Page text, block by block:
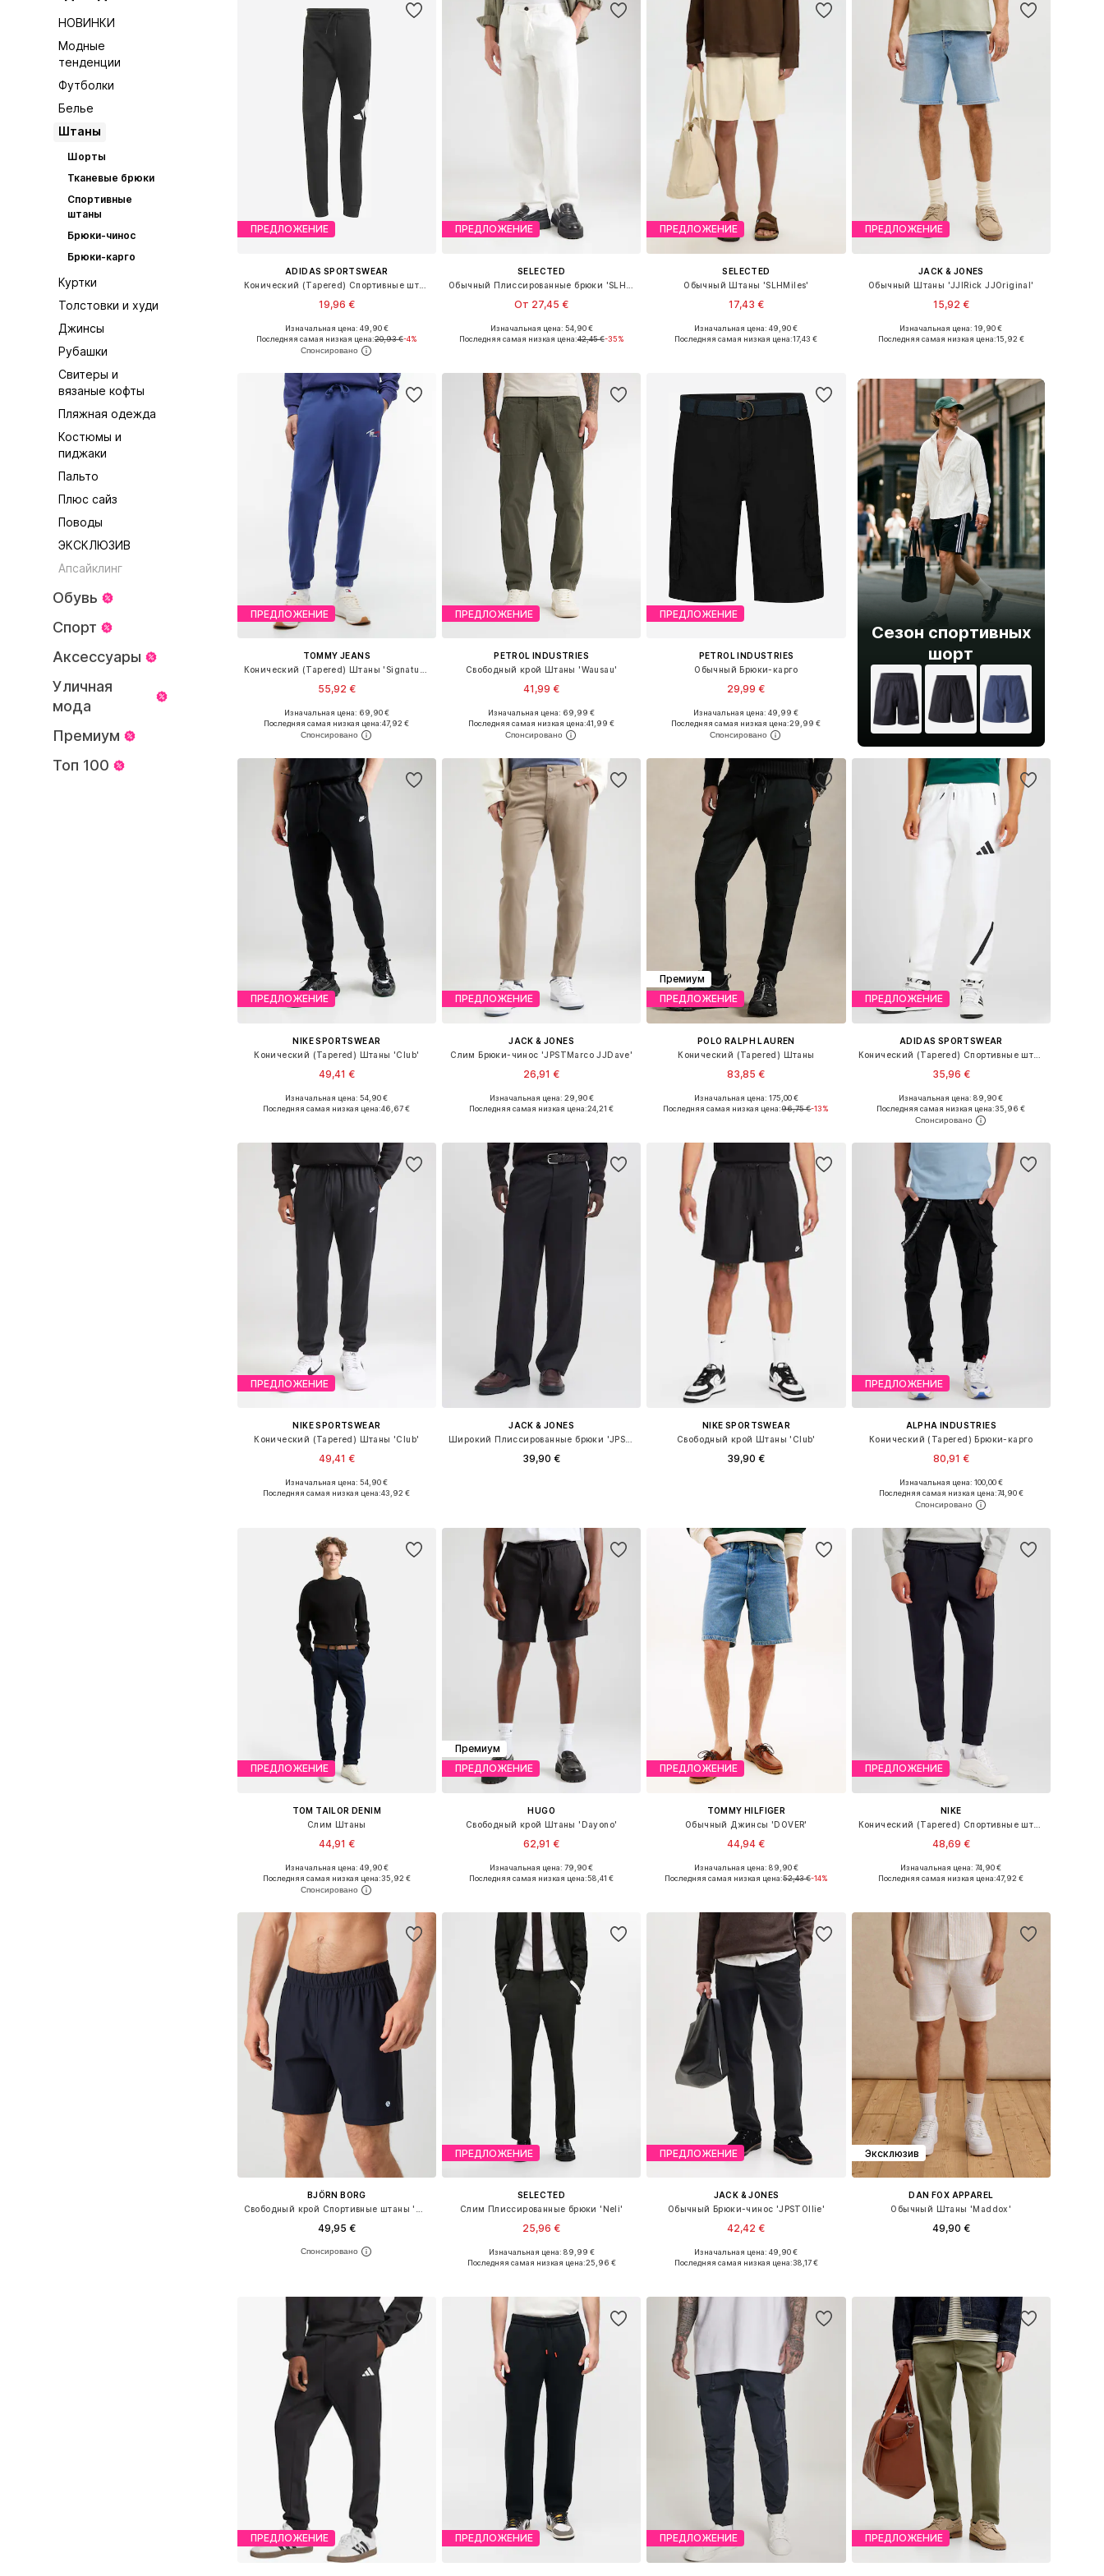
НОВИНКИ
Модные
тенденции
Футболки
Белье
Штаны
Шорты
Тканевые брюки
Спортивные
штаны
Брюки-чинос
Брюки-карго
Куртки
Толстовки и худи
Джинсы
Рубашки
Свитеры и
вязаные кофты
Пляжная одежда
Костюмы и
пиджаки
Пальто
Плюс сайз
Поводы
ЭКСКЛЮЗИВ
Апсайклинг
Обувь
Спорт
Аксессуары
Уличная
мода
Премиум
Топ 100
ПРЕДЛОЖЕНИЕ
ADIDAS SPORTSWEAR
19,96 €
Доступные размеры: XS, S, M, XL
Добавить в корзину
Изначальная цена: 49,90 €
Последняя самая низкая цена:20,93 €-4%
ПРЕДЛОЖЕНИЕ
SELECTED
От 27,45 €
Доступные размеры: 50-52, 52-54
Изначальная цена: 54,90 €
Последняя самая низкая цена:42,45 €-35%
ПРЕДЛОЖЕНИЕ
SELECTED
Обычный Штаны 'SLHMiles'
17,43 €
Доступно множество размеров
Изначальная цена: 49,90 €
Последняя самая низкая цена:17,43 €
ПРЕДЛОЖЕНИЕ
JACK & JONES
Обычный Штаны 'JJIRick JJOriginal'
15,92 €
+2
Доступно множество размеров
Изначальная цена: 19,90 €
Последняя самая низкая цена:15,92 €
ПРЕДЛОЖЕНИЕ
TOMMY JEANS
55,92 €
Доступно множество размеров
Добавить в корзину
Изначальная цена: 69,90 €
Последняя самая низкая цена:47,92 €
ПРЕДЛОЖЕНИЕ
PETROL INDUSTRIES
Свободный крой Штаны 'Wausau'
41,99 €
Доступно множество размеров
Добавить в корзину
Изначальная цена: 69,99 €
Последняя самая низкая цена:41,99 €
ПРЕДЛОЖЕНИЕ
PETROL INDUSTRIES
Обычный Брюки-карго
29,99 €
+2
Доступно множество размеров
Добавить в корзину
Изначальная цена: 49,99 €
Последняя самая низкая цена:29,99 €
Сезон спортивных
шорт
ПРЕДЛОЖЕНИЕ
NIKE SPORTSWEAR
Конический (Tapered) Штаны 'Club'
49,41 €
+ 6
Доступно множество размеров
Изначальная цена: 54,90 €
Последняя самая низкая цена:46,67 €
ПРЕДЛОЖЕНИЕ
JACK & JONES
Слим Брюки-чинос 'JPSTMarco JJDave'
26,91 €
Доступно множество размеров
Изначальная цена: 29,90 €
Последняя самая низкая цена:24,21 €
Премиум
ПРЕДЛОЖЕНИЕ
POLO RALPH LAUREN
Конический (Tapered) Штаны
83,85 €
Доступные размеры: 29-30, 31-32, 33, 34
Изначальная цена: 175,00 €
Последняя самая низкая цена:96,75 €-13%
ПРЕДЛОЖЕНИЕ
ADIDAS SPORTSWEAR
35,96 €
+3
Добавить в корзину
Изначальная цена: 89,90 €
Последняя самая низкая цена:35,96 €
ПРЕДЛОЖЕНИЕ
NIKE SPORTSWEAR
Конический (Tapered) Штаны 'Club'
49,41 €
Доступно множество размеров
Изначальная цена: 54,90 €
Последняя самая низкая цена:43,92 €
JACK & JONES
39,90 €
NIKE SPORTSWEAR
Свободный крой Штаны 'Club'
39,90 €
ПРЕДЛОЖЕНИЕ
ALPHA INDUSTRIES
Конический (Tapered) Брюки-карго
80,91 €
Доступно множество размеров
Добавить в корзину
Изначальная цена: 100,00 €
Последняя самая низкая цена:74,90 €
ПРЕДЛОЖЕНИЕ
TOM TAILOR DENIM
Слим Штаны
44,91 €
+3
Доступно множество размеров
Добавить в корзину
Изначальная цена: 49,90 €
Последняя самая низкая цена:35,92 €
Премиум
ПРЕДЛОЖЕНИЕ
HUGO
Свободный крой Штаны 'Dayono'
62,91 €
Доступно множество размеров
Изначальная цена: 79,90 €
Последняя самая низкая цена:58,41 €
ПРЕДЛОЖЕНИЕ
TOMMY HILFIGER
Обычный Джинсы 'DOVER'
44,94 €
Доступно множество размеров
Изначальная цена: 89,90 €
Последняя самая низкая цена:52,43 €-14%
ПРЕДЛОЖЕНИЕ
NIKE
48,69 €
Доступные размеры: M, L, XL, XXL
Изначальная цена: 74,90 €
Последняя самая низкая цена:47,92 €
BJÖRN BORG
49,95 €
Доступные размеры: S, M, L, XL
ПРЕДЛОЖЕНИЕ
SELECTED
Слим Плиссированные брюки 'Neli'
25,96 €
+7
Доступные размеры: 56
Изначальная цена: 89,99 €
Последняя самая низкая цена:25,96 €
ПРЕДЛОЖЕНИЕ
JACK & JONES
Обычный Брюки-чинос 'JPSTOllie'
42,42 €
+3
Доступно множество размеров
Изначальная цена: 49,90 €
Последняя самая низкая цена:38,17 €
Эксклюзив
DAN FOX APPAREL
Обычный Штаны 'Maddox'
49,90 €
ПРЕДЛОЖЕНИЕ ПРЕДЛОЖЕНИЕ ПРЕДЛОЖЕНИЕ ПРЕДЛОЖЕНИЕ